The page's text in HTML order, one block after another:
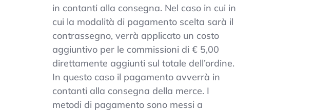
in contanti alla consegna. Nel caso in cui in
cui la modalità di pagamento scelta sarà il
contrassegno, verrà applicato un costo
aggiuntivo per le commissioni di € 5,00
direttamente aggiunti sul totale dell’ordine.
In questo caso il pagamento avverrà in
contanti alla consegna della merce. I
metodi di pagamento sono messi a